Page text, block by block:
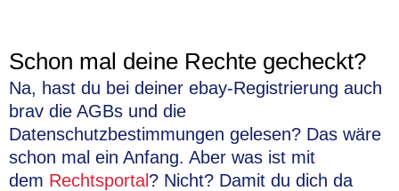
Schon mal deine Rechte gecheckt?
Na, hast du bei deiner ebay-Registrierung auch
brav die AGBs und die
Datenschutzbestimmungen gelesen? Das wäre
schon mal ein Anfang. Aber was ist mit
dem Rechtsportal ? Nicht? Damit du dich da